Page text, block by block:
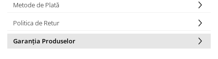
Metode de Plată
Politica de Retur
Garanția Produselor